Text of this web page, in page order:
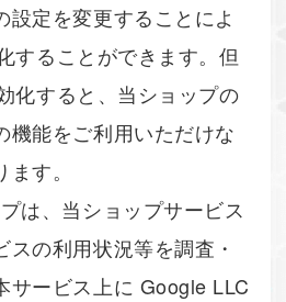
設定を変更することによ
することができます。但
化すると、当ショップの
機能をご利用いただけな
す。
は、当ショップサービス
スの利用状況等を調査・
サービス上に Google LLC